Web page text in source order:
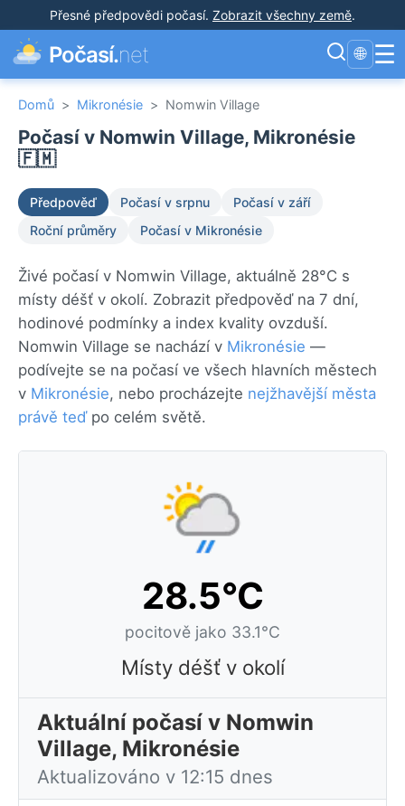
Přesné předpovědi počasí. Zobrazit všechny země.
Počasí.net 🌐 ☰
Domů > Mikronésie > Nomwin Village
Počasí v Nomwin Village, Mikronésie
🇫🇲
Předpověď Počasí v srpnu
Počasí v září
Roční průměry
Počasí v Mikronésie
Živé počasí v Nomwin Village, aktuálně 28°C s
místy déšť v okolí. Zobrazit předpověď na 7 dní,
hodinové podmínky a index kvality ovzduší.
Nomwin Village se nachází v Mikronésie —
podívejte se na počasí ve všech hlavních městech
v Mikronésie, nebo procházejte nejžhavější města
právě teďpo celém světě.
28.5°C
pocitově jako 33.1°C
Místy déšť v okolí
Aktuální počasí v Nomwin
Village, Mikronésie
Aktualizováno v 12:15 dnes